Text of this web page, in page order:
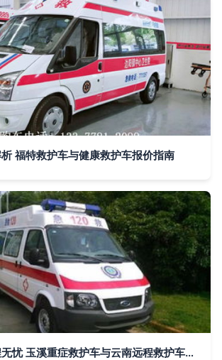
福特救护车与健康救护车报价指南
生命守护，全程无忧 玉溪重症救护车与云南远程救护车出租服务